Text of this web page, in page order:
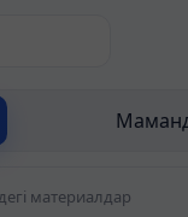
материалдар